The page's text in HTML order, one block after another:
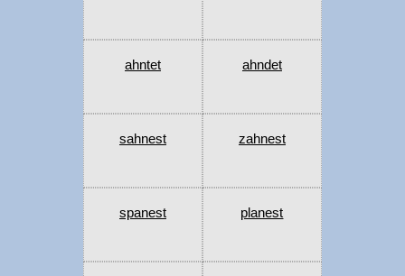
ahntet ahndet
sahnest zahnest
spanest planest